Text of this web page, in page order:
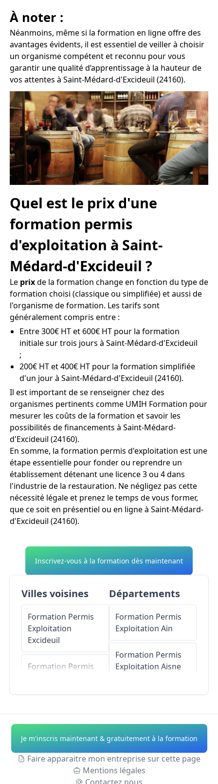
À noter :
Néanmoins, même si la formation en ligne offre des
avantages évidents, il est essentiel de veiller à choisir
un organisme compétent et reconnu pour vous
garantir une qualité d’apprentissage à la hauteur de
vos attentes à Saint-Médard-d'Excideuil (24160).
Quel est le prix d'une
formation permis
d'exploitation à Saint-
Médard-d'Excideuil ?
Le prixde la formation change en fonction du type de
formation choisi (classique ou simplifiée) et aussi de
l'organisme de formation. Les tarifs sont
généralement compris entre :
Entre 300€ HT et 600€ HT pour la formation
initiale sur trois jours à Saint-Médard-d'Excideuil
;
200€ HT et 400€ HT pour la formation simplifiée
d'un jour à Saint-Médard-d'Excideuil (24160).
Il est important de se renseigner chez des
organismes pertinents comme UMIH Formation pour
mesurer les coûts de la formation et savoir les
possibilités de financements à Saint-Médard-
d'Excideuil (24160).
En somme, la formation permis d'exploitation est une
étape essentielle pour fonder ou reprendre un
établissement détenant une licence 3 ou 4 dans
l'industrie de la restauration. Ne négligez pas cette
nécessité légale et prenez le temps de vous former,
que ce soit en présentiel ou en ligne à Saint-Médard-
d'Excideuil (24160).
Inscrivez-vous à la formation dès maintenant
Villes voisines
Formation Permis
Exploitation
Excideuil
Formation Permis
Formation Permis
ExploitationSaint-
Martial-d'Albarède
Formation Permis
Départements
Formation Permis
Exploitation Ain
Formation Permis
Exploitation Aisne
Formation Permis
ExploitationAlpes-
de-Haute-Provence
Formation Permis
Je m'inscris maintenant & gratuitement à la formation
Faire apparaitre mon entreprise sur cette page
Mentions légales
Contactez nous